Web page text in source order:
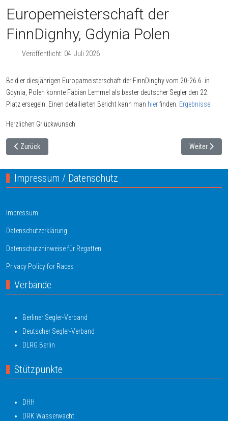
Europemeisterschaft der
FinnDignhy, Gdynia Polen
Veröffentlicht: 04. Juli 2026
Beid er diesjährigen Europameisterschaft der FinnDinghy vom 20-26.6. in
Gdynia, Polen konnte Fabian Lemmel als bester deutscher Segler den 22.
Platz ersegeln. Einen detailierten Bericht kann man hierfinden. Ergebnisse
Herzlichen Grlückwunsch
Vorheriger Beitrag: 2. Platz bei der Warnemünder Woche
Zurück Nächster
Weiter
Impressum / Datenschutz
Impressum
Datenschutzerklärung
Datenschutzhinweise für Regatten
Privacy Policy for Races
Verbände
Berliner Segler-Verband
Deutscher Segler-Verband
DLRG Berlin
Stützpunkte
DHH
DRK Wasserwacht